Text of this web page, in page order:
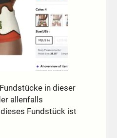
in dieser
allenfalls
Fundstück ist